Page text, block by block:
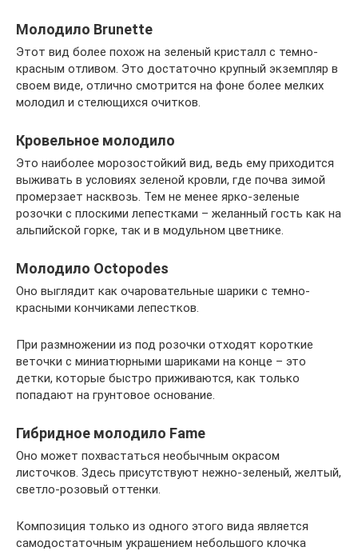
Молодило Brunette
Этот вид более похож на зеленый кристалл с темно-
красным отливом. Это достаточно крупный экземпляр в
своем виде, отлично смотрится на фоне более мелких
молодил и стелющихся очитков.
Кровельное молодило
Это наиболее морозостойкий вид, ведь ему приходится
выживать в условиях зеленой кровли, где почва зимой
промерзает насквозь. Тем не менее ярко-зеленые
розочки с плоскими лепестками – желанный гость как на
альпийской горке, так и в модульном цветнике.
Молодило Octopodes
Оно выглядит как очаровательные шарики с темно-
красными кончиками лепестков.
При размножении из под розочки отходят короткие
веточки с миниатюрными шариками на конце – это
детки, которые быстро приживаются, как только
попадают на грунтовое основание.
Гибридное молодило Fame
Оно может похвастаться необычным окрасом
листочков. Здесь присутствуют нежно-зеленый, желтый,
светло-розовый оттенки.
Композиция только из одного этого вида является
самодостаточным украшением небольшого клочка